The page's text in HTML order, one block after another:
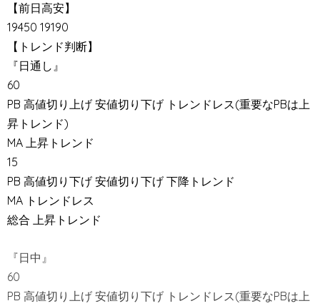
【前日高安】
19450 19190
【トレンド判断】
『日通し』
60
PB 高値切り上げ 安値切り下げ トレンドレス(重要なPBは上
昇トレンド)
MA 上昇トレンド
15
PB 高値切り下げ 安値切り下げ 下降トレンド
MA トレンドレス
総合 上昇トレンド
『日中』
60
PB 高値切り上げ 安値切り下げ トレンドレス(重要なPBは上